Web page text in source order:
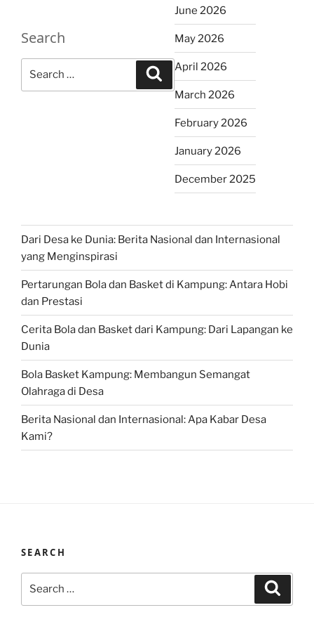
Search
Search
June 2026
May 2026
April 2026
March 2026
February 2026
January 2026
December 2025
Dari Desa ke Dunia: Berita Nasional dan Internasional
yang Menginspirasi
Pertarungan Bola dan Basket di Kampung: Antara Hobi
dan Prestasi
Cerita Bola dan Basket dari Kampung: Dari Lapangan ke
Dunia
Bola Basket Kampung: Membangun Semangat
Olahraga di Desa
Berita Nasional dan Internasional: Apa Kabar Desa
Kami?
SEARCH